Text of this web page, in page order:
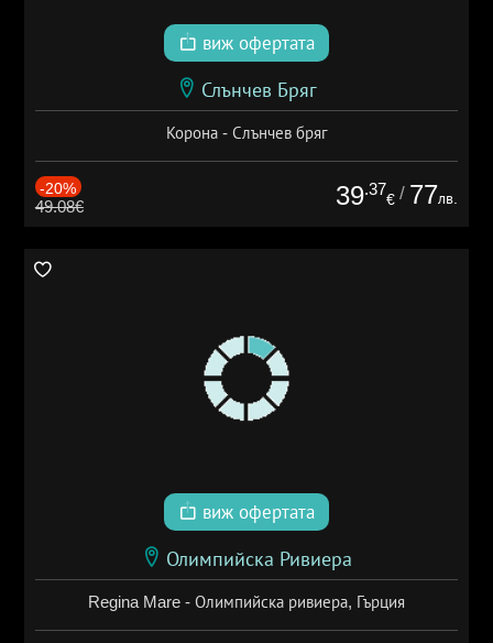
виж офертата
Слънчев Бряг
Корона - Слънчев бряг
-20%
49.08€ 39.37
€ / 77лв.
виж офертата
Олимпийска Ривиера
Regina Mare - Олимпийска ривиера, Гърция